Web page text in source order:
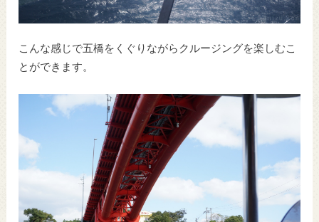
こんな感じで五橋をくぐりながらクルージングを楽しむこ
とができます。